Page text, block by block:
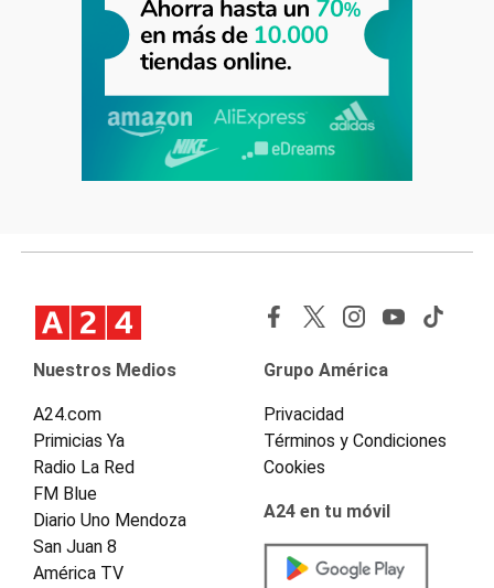
Nuestros Medios
A24.com
Primicias Ya
Radio La Red
FM Blue
Diario Uno Mendoza
San Juan 8
América TV
Grupo América
Privacidad
Términos y Condiciones
Cookies
A24 en tu móvil